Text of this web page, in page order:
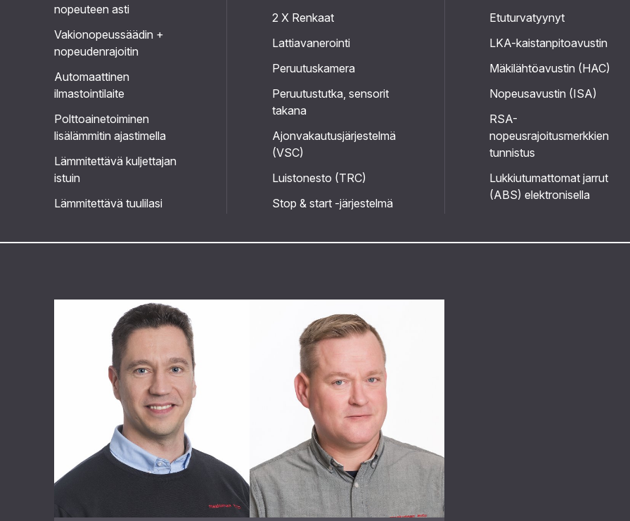
nopeuteen asti
Vakionopeussäädin +
nopeudenrajoitin
Automaattinen
ilmastointilaite
Polttoainetoiminen
lisälämmitin ajastimella
Lämmitettävä kuljettajan
istuin
Lämmitettävä tuulilasi
2 X Renkaat
Lattiavanerointi
Peruutuskamera
Peruutustutka, sensorit
takana
Ajonvakautusjärjestelmä
(VSC)
Luistonesto (TRC)
Stop & start -järjestelmä
Etuturvatyynyt
LKA-kaistanpitoavustin
Mäkilähtöavustin (HAC)
Nopeusavustin (ISA)
RSA-
nopeusrajoitusmerkkien
tunnistus
Lukkiutumattomat jarrut
(ABS) elektronisella